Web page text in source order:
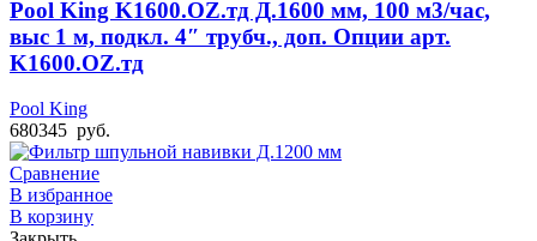
Pool King K1600.OZ.тд Д.1600 мм, 100 м3/час,
выс 1 м, подкл. 4″ трубч., доп. Опции арт.
K1600.OZ.тд
Pool King
680345 руб.
Сравнение
В избранное
В корзину